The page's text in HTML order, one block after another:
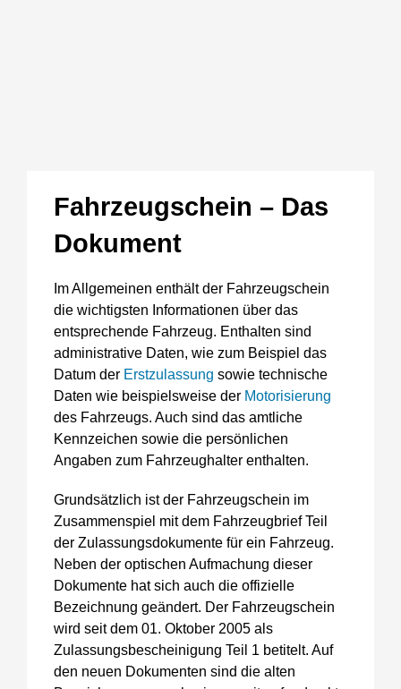
Fahrzeugschein – Das
Dokument
Im Allgemeinen enthält der Fahrzeugschein
die wichtigsten Informationen über das
entsprechende Fahrzeug. Enthalten sind
administrative Daten, wie zum Beispiel das
Datum der Erstzulassung sowie technische
Daten wie beispielsweise der Motorisierung
des Fahrzeugs. Auch sind das amtliche
Kennzeichen sowie die persönlichen
Angaben zum Fahrzeughalter enthalten.
Grundsätzlich ist der Fahrzeugschein im
Zusammenspiel mit dem Fahrzeugbrief Teil
der Zulassungsdokumente für ein Fahrzeug.
Neben der optischen Aufmachung dieser
Dokumente hat sich auch die offizielle
Bezeichnung geändert. Der Fahrzeugschein
wird seit dem 01. Oktober 2005 als
Zulassungsbescheinigung Teil 1 betitelt. Auf
den neuen Dokumenten sind die alten